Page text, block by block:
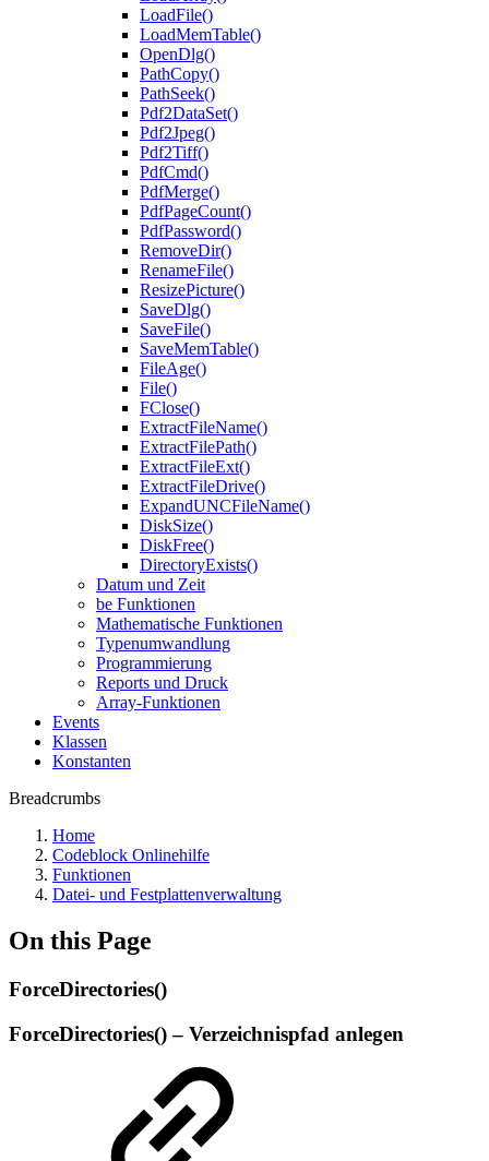
LoadFile()
LoadMemTable()
OpenDlg()
PathCopy()
PathSeek()
Pdf2DataSet()
Pdf2Jpeg()
Pdf2Tiff()
PdfCmd()
PdfMerge()
PdfPageCount()
PdfPassword()
RemoveDir()
RenameFile()
ResizePicture()
SaveDlg()
SaveFile()
SaveMemTable()
FileAge()
File()
FClose()
ExtractFileName()
ExtractFilePath()
ExtractFileExt()
ExtractFileDrive()
ExpandUNCFileName()
DiskSize()
DiskFree()
DirectoryExists()
Datum und Zeit
be Funktionen
Mathematische Funktionen
Typenumwandlung
Programmierung
Reports und Druck
Array-Funktionen
Events
Klassen
Konstanten
Breadcrumbs
Home
Codeblock Onlinehilfe
Funktionen
Datei- und Festplattenverwaltung
On this Page
ForceDirectories()
ForceDirectories() – Verzeichnispfad anlegen